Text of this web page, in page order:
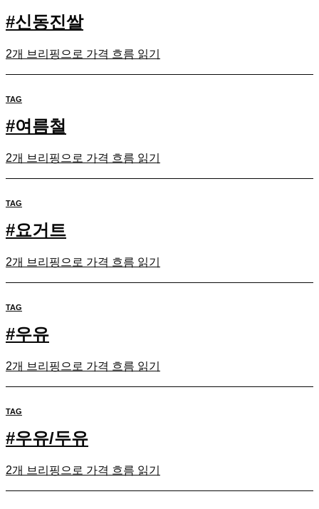
#신동진쌀
2개 브리핑으로 가격 흐름 읽기
TAG
#여름철
2개 브리핑으로 가격 흐름 읽기
TAG
#요거트
2개 브리핑으로 가격 흐름 읽기
TAG
#우유
2개 브리핑으로 가격 흐름 읽기
TAG
#우유/두유
2개 브리핑으로 가격 흐름 읽기